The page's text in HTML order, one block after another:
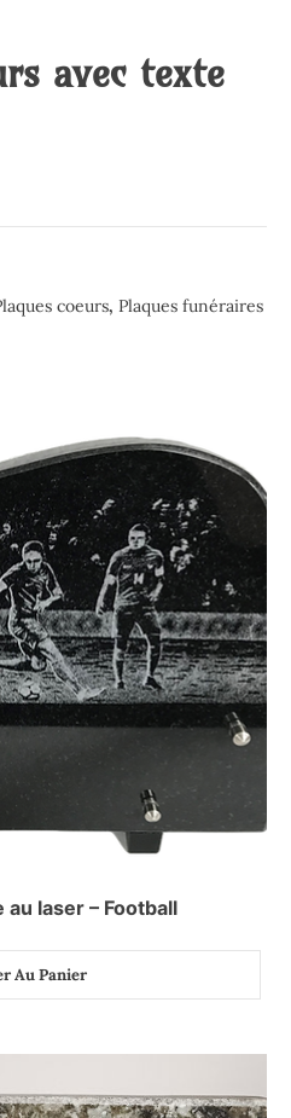
avec texte
coeurs, Plaques funéraires
laser – Football
Au Panier